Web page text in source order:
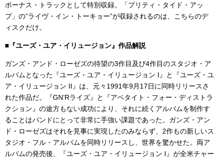
ボーナス・トラックとして特別収録。「プリティ・タイド・アッ
プ」の”ライヴ・イン・トーキョー”が収録されるのは、こちらのデ
ィスクだけ。
■『ユーズ・ユア・イリュージョン』作品解説
ガンズ・アンド・ローゼズの待望の3作目及び4作目のスタジオ・ア
ルバムとなった『ユーズ・ユア・イリュージョン I』と『ユーズ・ユ
ア・イリュージョン II』は、元々1991年9月17日に同時リリースさ
れた作品だ。『GN’Rライズ』と『アペタイト・フォー・ディストラ
クション』の途方もない成功により、それに続くアルバムを制作す
ることはバンドにとって非常に手強い課題であった。ガンズ・アン
ド・ローゼズはそれを見事に実現したのみならず、2作もの新しいス
タジオ・フル・アルバムを同時リリースし、世界を驚かせた。両ア
ルバムの発売後、『ユーズ・ユア・イリュージョン I』が全米チャー